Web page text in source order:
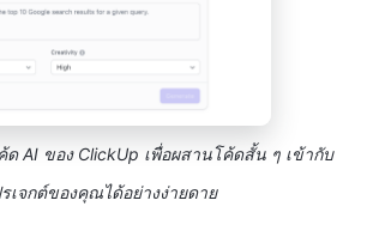
ด AI ของ ClickUp เพื่อผสานโค้ดสั้น ๆ เข้ากับ
รเจกต์ของคุณได้อย่างง่ายดาย